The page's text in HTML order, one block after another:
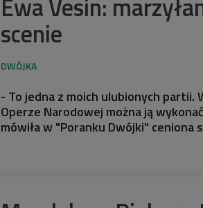
scenie
- To jedna z moich ulubionych
Operze Narodowej można ją
mówiła w "Poranku Dwójki" ceniona